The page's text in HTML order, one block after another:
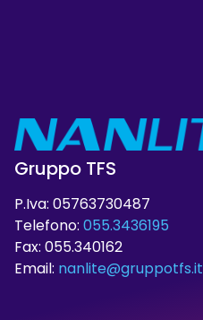
Gruppo TFS
P.Iva: 05763730487
Telefono: 055.3436195
Fax: 055.340162
Email: nanlite@gruppotfs.it